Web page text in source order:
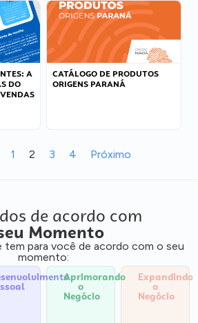
A
DO
CATÁLOGO DE PRODUTOS
ORIGENS PARANÁ
1 2 3 4 Próximo
de acordo com
Momento
tem para você de acordo com o seu
momento:
Aprimorando
o
Negócio
Expandindo
o
Negócio